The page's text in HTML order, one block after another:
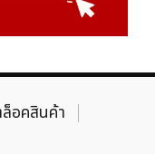
อคสินค้า